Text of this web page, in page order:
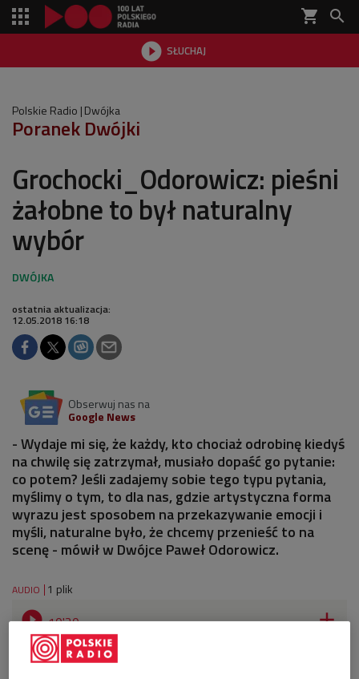
shopping_cart 
 SŁUCHAJ

Polskie Radio Dwójka
Poranek Dwójki
Grochocki_Odorowicz: pieśni
żałobne to był naturalny
wybór
ostatnia aktualizacja:
12.05.2018 16:18
Obserwuj nas na
Google News
- Wydaje mi się, że każdy, kto chociaż odrobinę kiedyś
na chwilę się zatrzymał, musiało dopaść go pytanie:
co potem? Jeśli zadajemy sobie tego typu pytania,
myślimy o tym, to dla nas, gdzie artystyczna forma
wyrazu jest sposobem na przekazywanie emocji i
myśli, naturalne było, że chcemy przenieść to na
scenę - mówił w Dwójce Paweł Odorowicz.
AUDIO 1 plik
 10'20 
Duet Grochocki_Odorowicz o projekcie "Pieśni
przejścia" (Poranek Dwójki)